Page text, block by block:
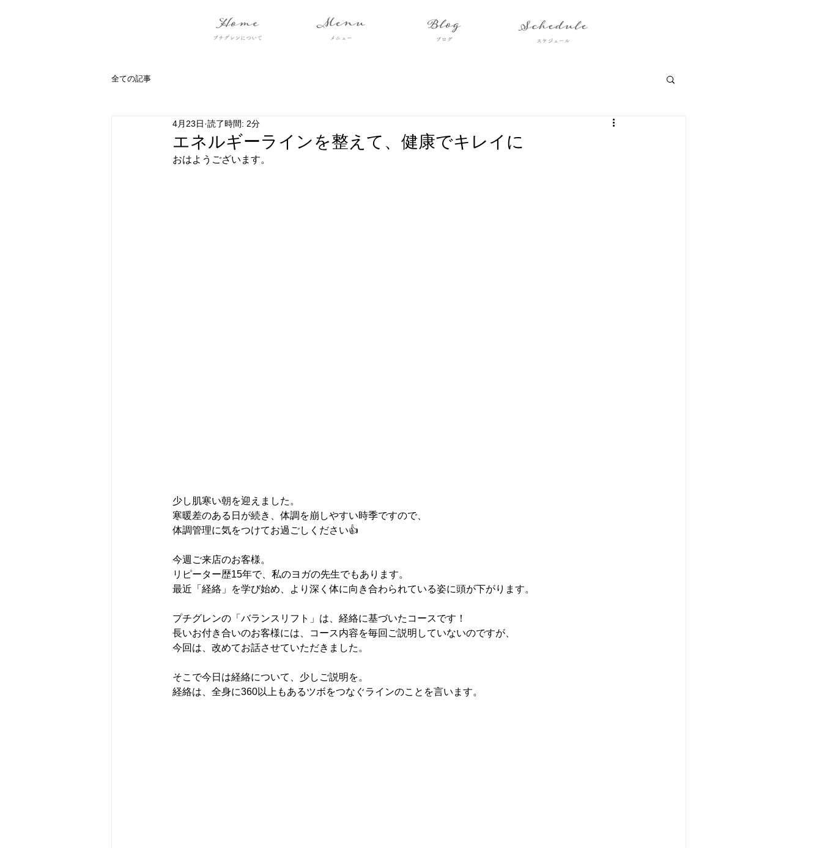
全ての記事
エネルギーラインを整えて、健康でキレイに
4月23日 読了時間: 2分
おはようございます。
少し肌寒い朝を迎えました。
寒暖差のある日が続き、体調を崩しやすい時季ですので、
体調管理に気をつけてお過ごしください👍
今週ご来店のお客様。
リピーター歴15年で、私のヨガの先生でもあります。
最近「経絡」を学び始め、より深く体に向き合わられている姿に頭が下がります。
プチグレンの「バランスリフト」は、経絡に基づいたコースです！
長いお付き合いのお客様には、コース内容を毎回ご説明していないのですが、
今回は、改めてお話させていただきました。
そこで今日は経絡について、少しご説明を。
経絡は、全身に360以上もあるツボをつなぐラインのことを言います。